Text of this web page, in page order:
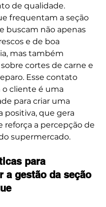
de qualidade.
frequentam a seção
buscam não apenas
e de boa
mas também
cortes de carne e
Esse contato
cliente é uma
para criar uma
positiva, que gera
reforça a percepção de
supermercado.
para
a gestão da seção